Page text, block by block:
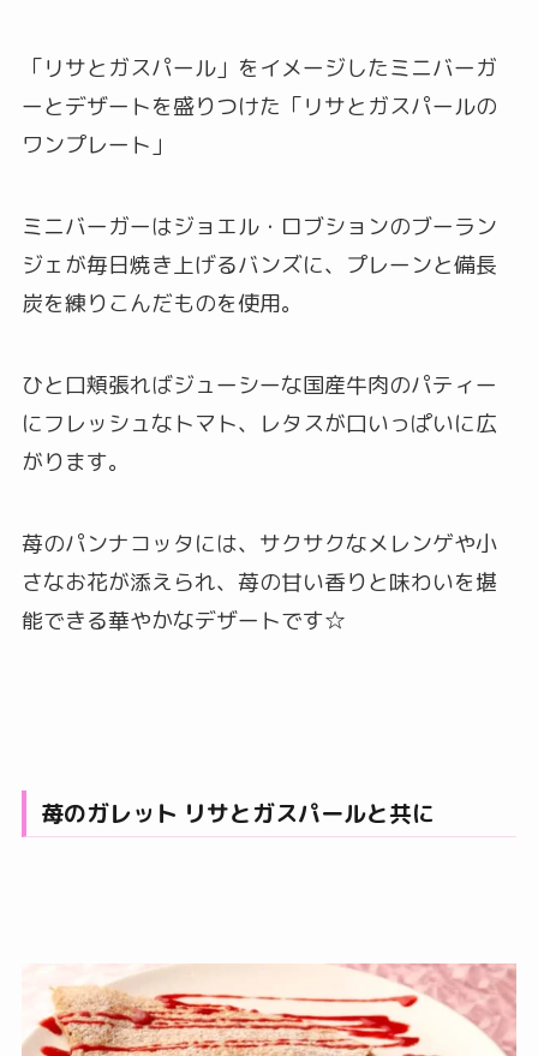
「リサとガスパール」をイメージしたミニバーガ
ーとデザートを盛りつけた「リサとガスパールの
ワンプレート」
ミニバーガーはジョエル・ロブションのブーラン
ジェが毎日焼き上げるバンズに、プレーンと備長
炭を練りこんだものを使用。
ひと口頬張ればジューシーな国産牛肉のパティー
にフレッシュなトマト、レタスが口いっぱいに広
がります。
苺のパンナコッタには、サクサクなメレンゲや小
さなお花が添えられ、苺の甘い香りと味わいを堪
能できる華やかなデザートです☆
苺のガレット リサとガスパールと共に